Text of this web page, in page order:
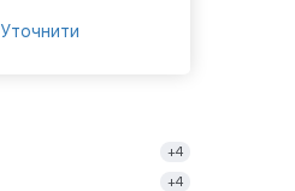
Уточнити
+4
+4